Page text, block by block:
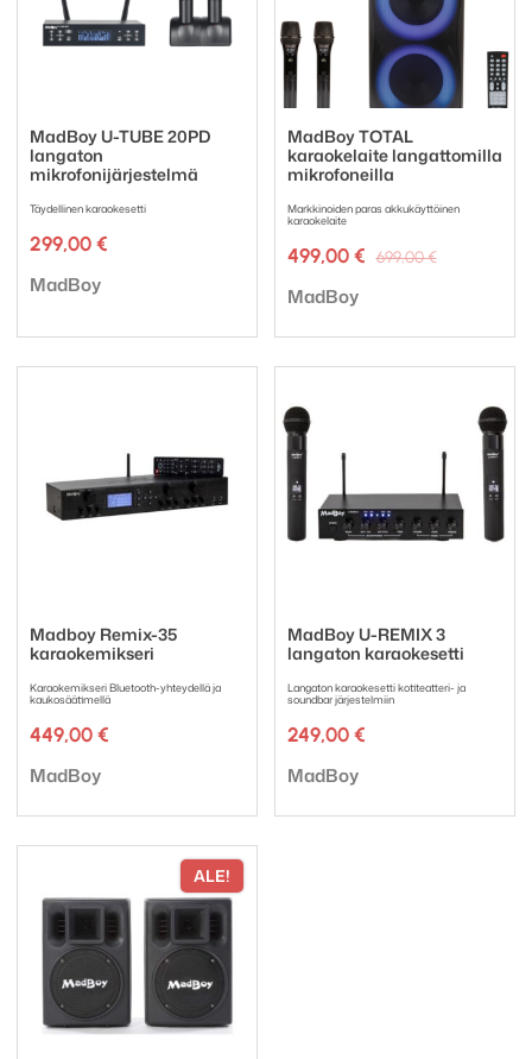
MadBoy U-TUBE 20PD
langaton
mikrofonijärjestelmä
Täydellinen karaokesetti
299,00 €
Tuotemerkki:
MadBoy
MadBoy TOTAL
karaokelaite langattomilla
mikrofoneilla
Markkinoiden paras akkukäyttöinen
karaokelaite
699,00€
499,00 €
Nykyinen
Tuotemerkki:
MadBoy
Madboy Remix-35
karaokemikseri
Karaokemikseri Bluetooth-yhteydellä ja
kaukosäätimellä
449,00 €
Tuotemerkki:
MadBoy
MadBoy U-REMIX 3
langaton karaokesetti
Langaton karaokesetti kotiteatteri- ja
soundbar järjestelmiin
249,00 €
Tuotemerkki:
MadBoy
ALE!